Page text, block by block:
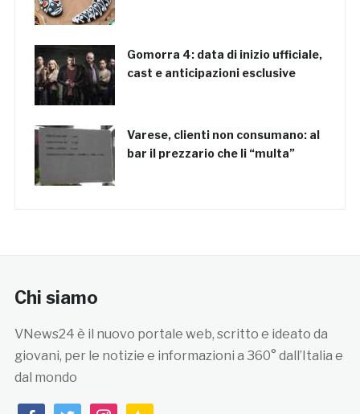
Gomorra 4: data di inizio ufficiale,
cast e anticipazioni esclusive
Varese, clienti non consumano: al
bar il prezzario che li “multa”
Chi siamo
VNews24 è il nuovo portale web, scritto e ideato da
giovani, per le notizie e informazioni a 360° dall’Italia e
dal mondo